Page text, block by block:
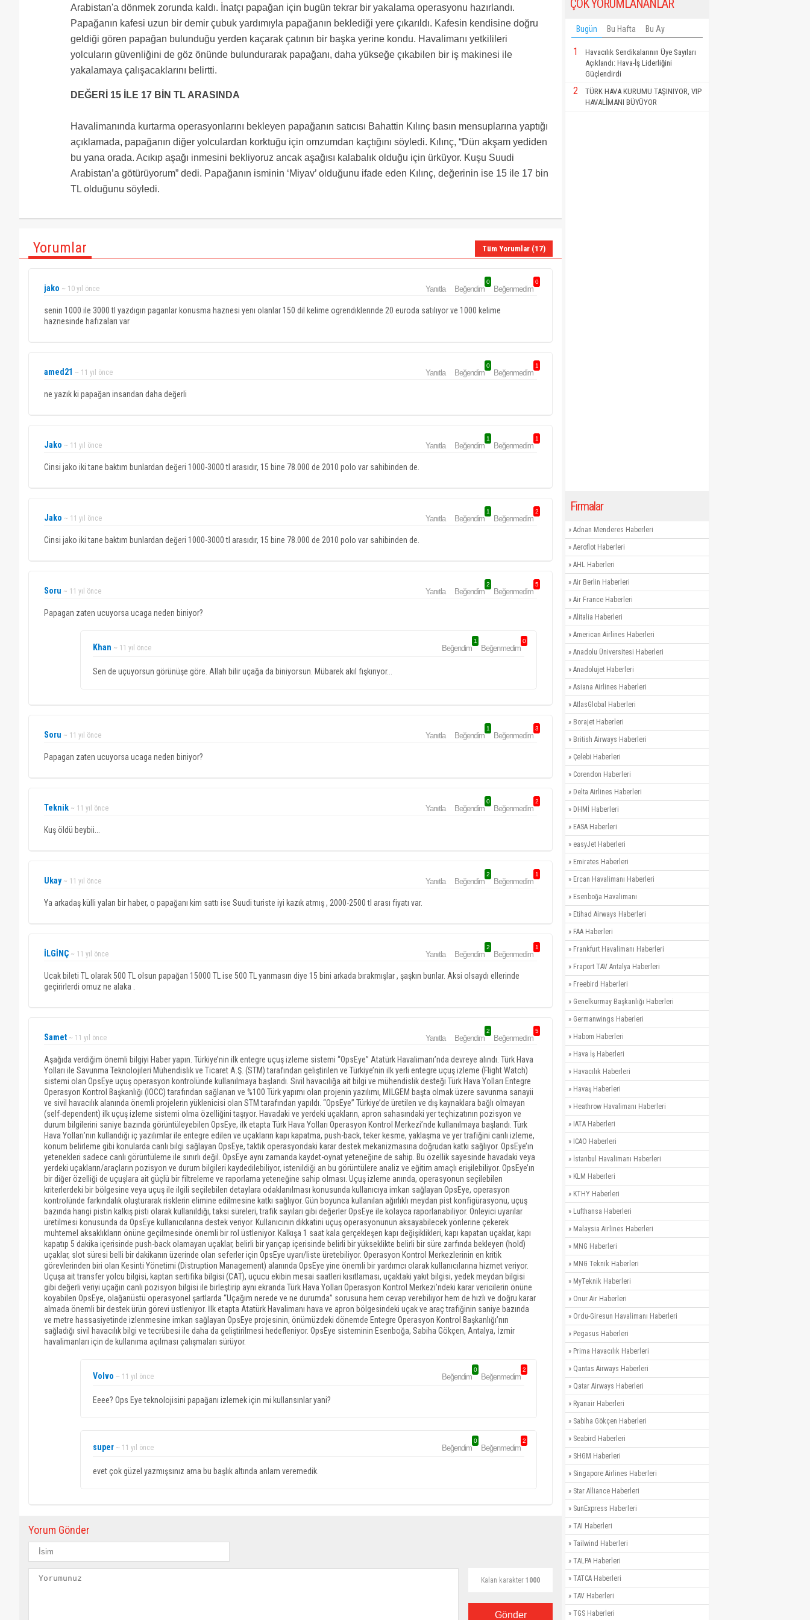
transfer yolcu bilgisi, kaptan sertifika bilgisi (CAT), uçucu ekibin mesai saatleri kısıtlaması, uçaktaki yakıt bilgisi, yedek meydan bilgisi gibi
değerli veriyi uçağın canlı pozisyon bilgisi ile birleştirip aynı ekranda Türk Hava Yolları Operasyon Kontrol Merkezi’ndeki karar vericilerin
önüne koyabilen OpsEye, olağanüstü operasyonel şartlarda “Uçağım nerede ve ne durumda” sorusuna hem cevap verebiliyor hem de hızlı ve
doğru karar almada önemli bir destek ürün görevi üstleniyor. İlk etapta Atatürk Havalimanı hava ve apron bölgesindeki uçak ve araç trafiğinin
saniye bazında ve metre hassasiyetinde izlenmesine imkan sağlayan OpsEye projesinin, önümüzdeki dönemde Entegre Operasyon Kontrol
Başkanlığı’nın sağladığı sivil havacılık bilgi ve tecrübesi ile daha da geliştirilmesi hedefleniyor. OpsEye sisteminin Esenboğa, Sabiha Gökçen,
Antalya, İzmir havalimanları için de kullanıma açılması çalışmaları sürüyor.
Arabistan'a dönmek zorunda kaldı. İnatçı papağan için bugün tekrar bir yakalama operasyonu hazırlandı.
Papağanın kafesi uzun bir demir çubuk yardımıyla papağanın beklediği yere çıkarıldı. Kafesin kendisine doğru
geldiği gören papağan bulunduğu yerden kaçarak çatının bir başka yerine kondu. Havalimanı yetkilileri
yolcuların güvenliğini de göz önünde bulundurarak papağanı, daha yükseğe çıkabilen bir iş makinesi ile
yakalamaya çalışacaklarını belirtti.
DEĞERİ 15 İLE 17 BİN TL ARASINDA
Havalimanında kurtarma operasyonlarını bekleyen papağanın satıcısı Bahattin Kılınç basın mensuplarına yaptığı
açıklamada, papağanın diğer yolculardan korktuğu için omzumdan kaçtığını söyledi. Kılınç, “Dün akşam yediden
bu yana orada. Acıkıp aşağı inmesini bekliyoruz ancak aşağısı kalabalık olduğu için ürküyor. Kuşu Suudi
Arabistan’a götürüyorum” dedi. Papağanın isminin ‘Miyav’ olduğunu ifade eden Kılınç, değerinin ise 15 ile 17 bin
TL olduğunu söyledi.
Yorumlar Tüm Yorumlar (17)
jako ~ 10 yıl önce Yanıtla Beğendim
0
Beğenmedim
0
senin 1000 ile 3000 tl yazdıgın paganlar konusma haznesi yenı olanlar 150 dil kelime ogrendıklerınde 20 euroda satılıyor ve 1000 kelime
haznesinde hafızaları var
amed21 ~ 11 yıl önce Yanıtla Beğendim
0
Beğenmedim
1
ne yazık ki papağan insandan daha değerli
Jako ~ 11 yıl önce Yanıtla Beğendim
1
Beğenmedim
1
Cinsi jako iki tane baktım bunlardan değeri 1000-3000 tl arasıdır, 15 bine 78.000 de 2010 polo var sahibinden de.
Jako ~ 11 yıl önce Yanıtla Beğendim
1
Beğenmedim
2
Cinsi jako iki tane baktım bunlardan değeri 1000-3000 tl arasıdır, 15 bine 78.000 de 2010 polo var sahibinden de.
Soru ~ 11 yıl önce Yanıtla Beğendim
2
Beğenmedim
5
Papagan zaten ucuyorsa ucaga neden biniyor?
Khan ~ 11 yıl önce Beğendim
1
Beğenmedim
0
Sen de uçuyorsun görünüşe göre. Allah bilir uçağa da biniyorsun. Mübarek akıl fışkırıyor...
Soru ~ 11 yıl önce Yanıtla Beğendim
1
Beğenmedim
3
Papagan zaten ucuyorsa ucaga neden biniyor?
Teknik ~ 11 yıl önce Yanıtla Beğendim
0
Beğenmedim
2
Kuş öldü beybii...
Ukay ~ 11 yıl önce Yanıtla Beğendim
2
Beğenmedim
1
Ya arkadaş külli yalan bir haber, o papağanı kim sattı ise Suudi turiste iyi kazık atmış , 2000-2500 tl arası fiyatı var.
İLGİNÇ ~ 11 yıl önce Yanıtla Beğendim
2
Beğenmedim
1
Ucak bileti TL olarak 500 TL olsun papağan 15000 TL ise 500 TL yanmasın diye 15 bini arkada bırakmışlar , şaşkın bunlar. Aksi olsaydı ellerinde
geçirirlerdi omuz ne alaka .
Samet ~ 11 yıl önce Yanıtla Beğendim
2
Beğenmedim
5
Aşağıda verdiğim önemli bilgiyi Haber yapın. Türkiye’nin ilk entegre uçuş izleme sistemi “OpsEye” Atatürk Havalimanı’nda devreye alındı. Türk Hava
Yolları ile Savunma Teknolojileri Mühendislik ve Ticaret A.Ş. (STM) tarafından geliştirilen ve Türkiye’nin ilk yerli entegre uçuş izleme (Flight Watch)
sistemi olan OpsEye uçuş operasyon kontrolünde kullanılmaya başlandı. Sivil havacılığa ait bilgi ve mühendislik desteği Türk Hava Yolları Entegre
Operasyon Kontrol Başkanlığı (IOCC) tarafından sağlanan ve %100 Türk yapımı olan projenin yazılımı, MİLGEM başta olmak üzere savunma sanayii
ve sivil havacılık alanında önemli projelerin yüklenicisi olan STM tarafından yapıldı. “OpsEye” Türkiye’de üretilen ve dış kaynaklara bağlı olmayan
(self-dependent) ilk uçuş izleme sistemi olma özelliğini taşıyor. Havadaki ve yerdeki uçakların, apron sahasındaki yer teçhizatının pozisyon ve
durum bilgilerini saniye bazında görüntüleyebilen OpsEye, ilk etapta Türk Hava Yolları Operasyon Kontrol Merkezi’nde kullanılmaya başlandı. Türk
Hava Yolları’nın kullandığı iç yazılımlar ile entegre edilen ve uçakların kapı kapatma, push-back, teker kesme, yaklaşma ve yer trafiğini canlı izleme,
konum belirleme gibi konularda canlı bilgi sağlayan OpsEye, taktik operasyondaki karar destek mekanizmasına doğrudan katkı sağlıyor. OpsEye’ın
yetenekleri sadece canlı görüntüleme ile sınırlı değil. OpsEye aynı zamanda kaydet-oynat yeteneğine de sahip. Bu özellik sayesinde havadaki veya
yerdeki uçakların/araçların pozisyon ve durum bilgileri kaydedilebiliyor, istenildiği an bu görüntülere analiz ve eğitim amaçlı erişilebiliyor. OpsEye’ın
bir diğer özelliği de uçuşlara ait güçlü bir filtreleme ve raporlama yeteneğine sahip olması. Uçuş izleme anında, operasyonun seçilebilen
kriterlerdeki bir bölgesine veya uçuş ile ilgili seçilebilen detaylara odaklanılması konusunda kullanıcıya imkan sağlayan OpsEye, operasyon
kontrolünde farkındalık oluşturarak risklerin elimine edilmesine katkı sağlıyor. Gün boyunca kullanılan ağırlıklı meydan pist konfigürasyonu, uçuş
bazında hangi pistin kalkış pisti olarak kullanıldığı, taksi süreleri, trafik sayıları gibi değerler OpsEye ile kolayca raporlanabiliyor. Önleyici uyarılar
üretilmesi konusunda da OpsEye kullanıcılarına destek veriyor. Kullanıcının dikkatini uçuş operasyonunun aksayabilecek yönlerine çekerek
muhtemel aksaklıkların önüne geçilmesinde önemli bir rol üstleniyor. Kalkışa 1 saat kala gerçekleşen kapı değişiklikleri, kapı kapatan uçaklar, kapı
kapatıp 5 dakika içerisinde push-back olamayan uçaklar, belirli bir yarıçap içerisinde belirli bir yükseklikte belirli bir süre zarfında bekleyen (hold)
uçaklar, slot süresi belli bir dakikanın üzerinde olan seferler için OpsEye uyarı/liste üretebiliyor. Operasyon Kontrol Merkezlerinin en kritik
görevlerinden biri olan Kesinti Yönetimi (Distruption Management) alanında OpsEye yine önemli bir yardımcı olarak kullanıcılarına hizmet veriyor.
Uçuşa ait transfer yolcu bilgisi, kaptan sertifika bilgisi (CAT), uçucu ekibin mesai saatleri kısıtlaması, uçaktaki yakıt bilgisi, yedek meydan bilgisi
gibi değerli veriyi uçağın canlı pozisyon bilgisi ile birleştirip aynı ekranda Türk Hava Yolları Operasyon Kontrol Merkezi’ndeki karar vericilerin önüne
koyabilen OpsEye, olağanüstü operasyonel şartlarda “Uçağım nerede ve ne durumda” sorusuna hem cevap verebiliyor hem de hızlı ve doğru karar
almada önemli bir destek ürün görevi üstleniyor. İlk etapta Atatürk Havalimanı hava ve apron bölgesindeki uçak ve araç trafiğinin saniye bazında
ve metre hassasiyetinde izlenmesine imkan sağlayan OpsEye projesinin, önümüzdeki dönemde Entegre Operasyon Kontrol Başkanlığı’nın
sağladığı sivil havacılık bilgi ve tecrübesi ile daha da geliştirilmesi hedefleniyor. OpsEye sisteminin Esenboğa, Sabiha Gökçen, Antalya, İzmir
havalimanları için de kullanıma açılması çalışmaları sürüyor.
Volvo ~ 11 yıl önce Beğendim
0
Beğenmedim
2
Eeee? Ops Eye teknolojisini papağanı izlemek için mi kullansınlar yani?
super ~ 11 yıl önce Beğendim
0
Beğenmedim
2
evet çok güzel yazmışsınız ama bu başlık altında anlam veremedik.
Yorum Gönder
Kalan karakter 1000
Gönder
ÇOK YORUMLANANLAR
Bugün Bu Hafta Bu Ay
1
Havacılık Sendikalarının Üye Sayıları
Açıklandı: Hava-İş Liderliğini
Güçlendirdi
2
TÜRK HAVA KURUMU TAŞINIYOR, VIP
HAVALİMANI BÜYÜYOR
Firmalar
» Adnan Menderes Haberleri
» Aeroflot Haberleri
» AHL Haberleri
» Air Berlin Haberleri
» Air France Haberleri
» Alitalia Haberleri
» American Airlines Haberleri
» Anadolu Üniversitesi Haberleri
» Anadolujet Haberleri
» Asiana Airlines Haberleri
» AtlasGlobal Haberleri
» Borajet Haberleri
» British Airways Haberleri
» Çelebi Haberleri
» Corendon Haberleri
» Delta Airlines Haberleri
» DHMİ Haberleri
» EASA Haberleri
» easyJet Haberleri
» Emirates Haberleri
» Ercan Havalimanı Haberleri
» Esenboğa Havalimanı
» Etihad Airways Haberleri
» FAA Haberleri
» Frankfurt Havalimanı Haberleri
» Fraport TAV Antalya Haberleri
» Freebird Haberleri
» Genelkurmay Başkanlığı Haberleri
» Germanwings Haberleri
» Habom Haberleri
» Hava İş Haberleri
» Havacılık Haberleri
» Havaş Haberleri
» Heathrow Havalimanı Haberleri
» IATA Haberleri
» ICAO Haberleri
» İstanbul Havalimanı Haberleri
» KLM Haberleri
» KTHY Haberleri
» Lufthansa Haberleri
» Malaysia Airlines Haberleri
» MNG Haberleri
» MNG Teknik Haberleri
» MyTeknik Haberleri
» Onur Air Haberleri
» Ordu-Giresun Havalimanı Haberleri
» Pegasus Haberleri
» Prima Havacılık Haberleri
» Qantas Airways Haberleri
» Qatar Airways Haberleri
» Ryanair Haberleri
» Sabiha Gökçen Haberleri
» Seabird Haberleri
» SHGM Haberleri
» Singapore Airlines Haberleri
» Star Alliance Haberleri
» SunExpress Haberleri
» TAI Haberleri
» Tailwind Haberleri
» TALPA Haberleri
» TATCA Haberleri
» TAV Haberleri
» TGS Haberleri